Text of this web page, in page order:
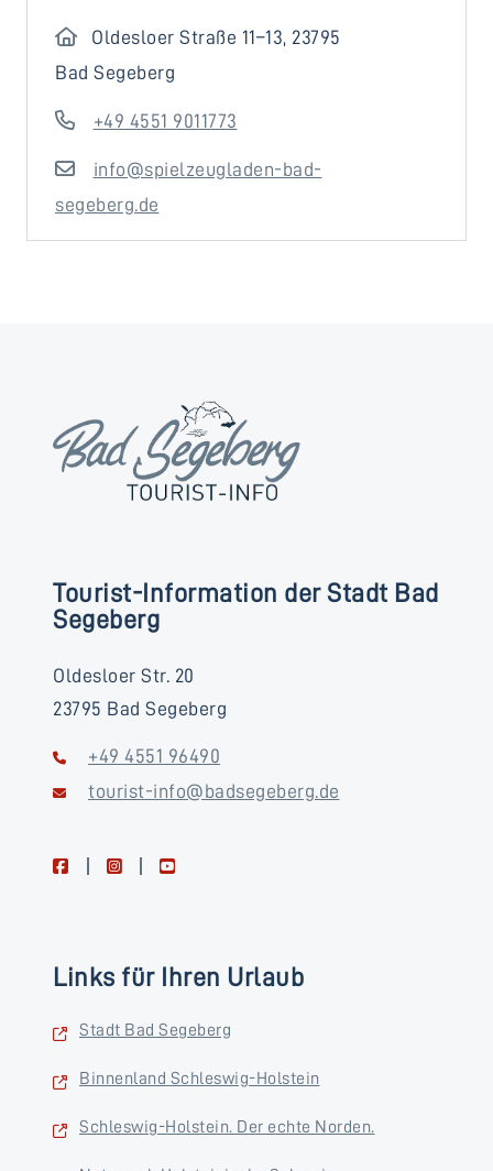
Oldesloer Straße 11–13, 23795
Bad Segeberg
+49 4551 9011773
info@spielzeugladen-bad-
segeberg.de
Tourist-Information der Stadt Bad
Segeberg
Oldesloer Str. 20
23795 Bad Segeberg
+49 4551 96490
tourist-info@badsegeberg.de
facebookinstagramyoutube
Links für Ihren Urlaub
Stadt Bad Segeberg
Binnenland Schleswig-Holstein
Schleswig-Holstein. Der echte Norden.